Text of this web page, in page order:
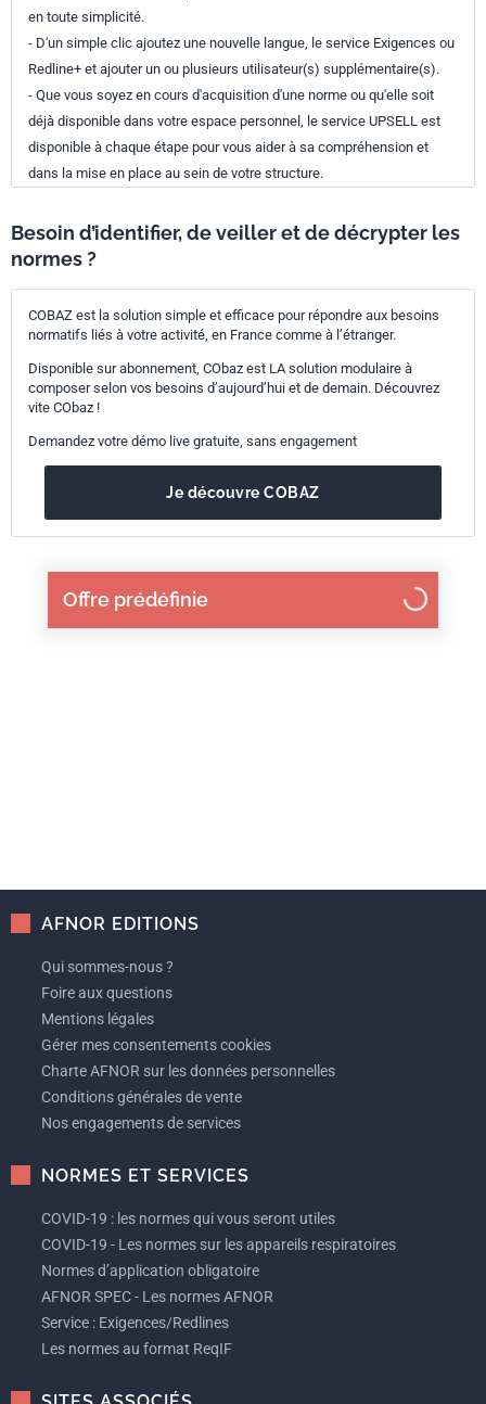
Offre prédéfinie
en toute simplicité.
- D'un simple clic ajoutez une nouvelle langue, le service Exigences ou
Redline+ et ajouter un ou plusieurs utilisateur(s) supplémentaire(s).
- Que vous soyez en cours d'acquisition d'une norme ou qu'elle soit
déjà disponible dans votre espace personnel, le service UPSELL est
disponible à chaque étape pour vous aider à sa compréhension et
dans la mise en place au sein de votre structure.
Besoin d’identifier, de veiller et de décrypter les
normes ?
COBAZ est la solution simple et efficace pour répondre aux besoins
normatifs liés à votre activité, en France comme à l’étranger.
Disponible sur abonnement, CObaz est LA solution modulaire à
composer selon vos besoins d’aujourd’hui et de demain. Découvrez
vite CObaz !
Demandez votre démo live gratuite, sans engagement
Je découvre COBAZ
AFNOR EDITIONS
Qui sommes-nous ?
Foire aux questions
Mentions légales
Gérer mes consentements cookies
Charte AFNOR sur les données personnelles
Conditions générales de vente
Nos engagements de services
NORMES ET SERVICES
COVID-19 : les normes qui vous seront utiles
COVID-19 - Les normes sur les appareils respiratoires
Normes d’application obligatoire
AFNOR SPEC - Les normes AFNOR
Service : Exigences/Redlines
Les normes au format ReqIF